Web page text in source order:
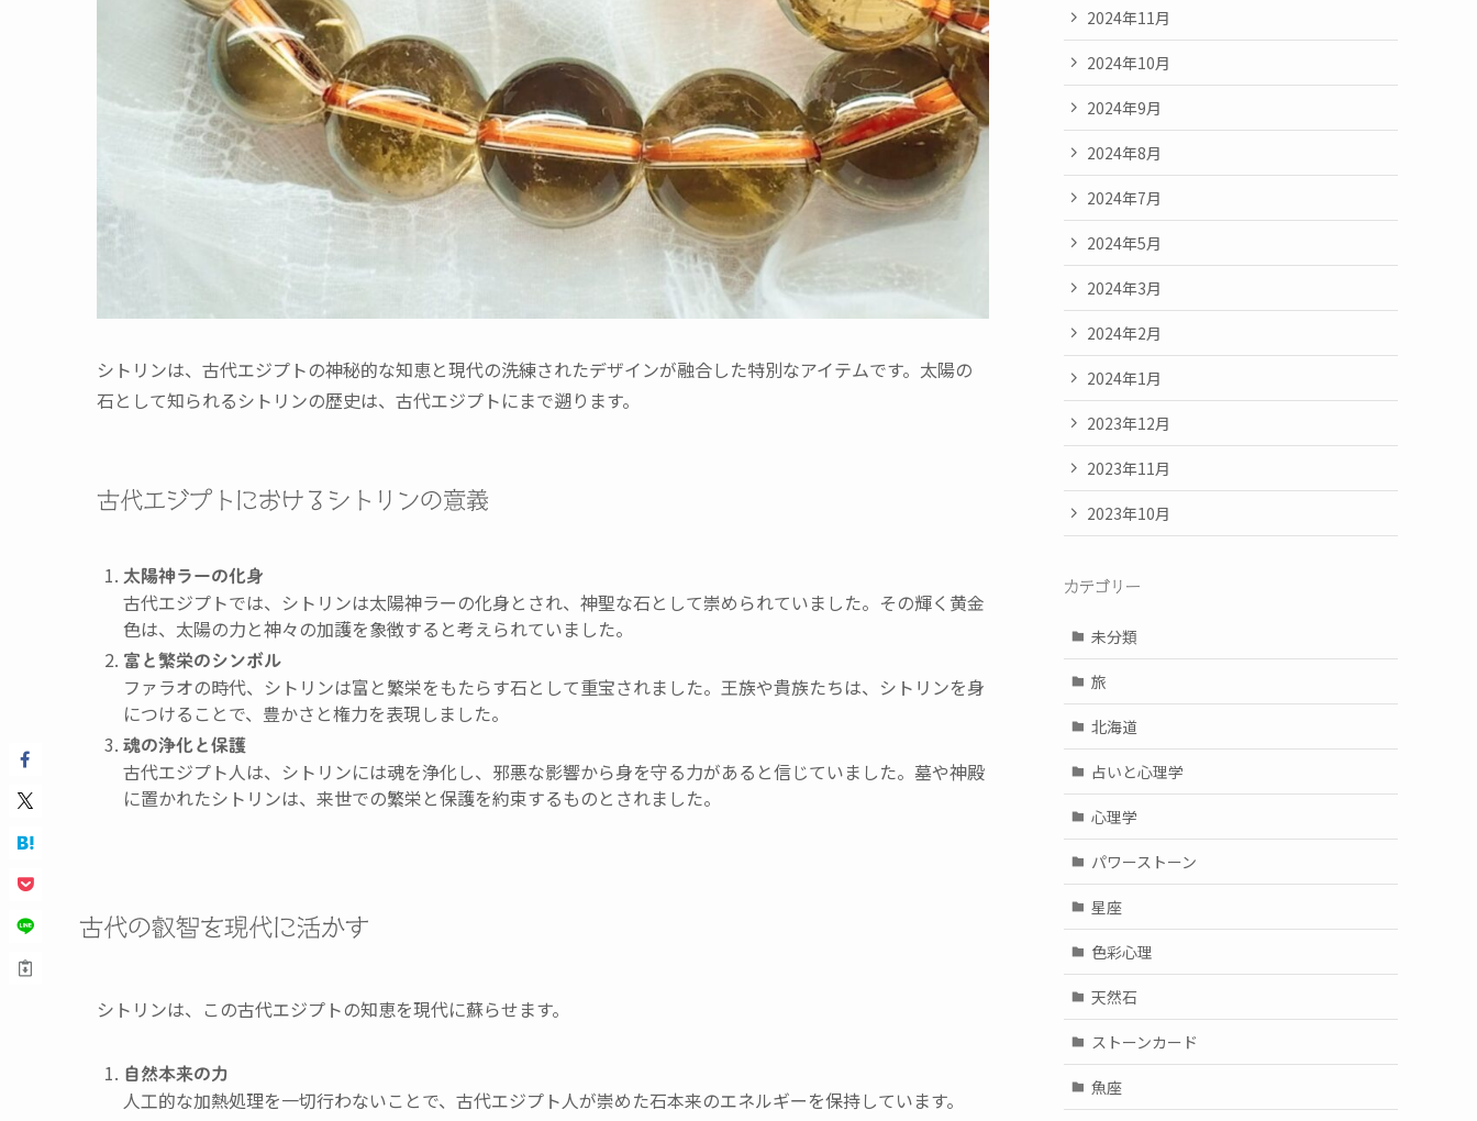
シトリンは、古代エジプトの神秘的な知恵と現代の洗練されたデザインが融合した特別なアイテムです。太陽の
石として知られるシトリンの歴史は、古代エジプトにまで遡ります。
古代エジプトにおけるシトリンの意義
太陽神ラーの化身
古代エジプトでは、シトリンは太陽神ラーの化身とされ、神聖な石として崇められていました。その輝く黄金
色は、太陽の力と神々の加護を象徴すると考えられていました。
富と繁栄のシンボル
ファラオの時代、シトリンは富と繁栄をもたらす石として重宝されました。王族や貴族たちは、シトリンを身
につけることで、豊かさと権力を表現しました。
魂の浄化と保護
古代エジプト人は、シトリンには魂を浄化し、邪悪な影響から身を守る力があると信じていました。墓や神殿
に置かれたシトリンは、来世での繁栄と保護を約束するものとされました。
古代の叡智を現代に活かす
シトリンは、この古代エジプトの知恵を現代に蘇らせます。
自然本来の力
人工的な加熱処理を一切行わないことで、古代エジプト人が崇めた石本来のエネルギーを保持しています。
2024年11月
2024年10月
2024年9月
2024年8月
2024年7月
2024年5月
2024年3月
2024年2月
2024年1月
2023年12月
2023年11月
2023年10月
カテゴリー
未分類
旅
北海道
占いと心理学
心理学
パワーストーン
星座
色彩心理
天然石
ストーンカード
魚座